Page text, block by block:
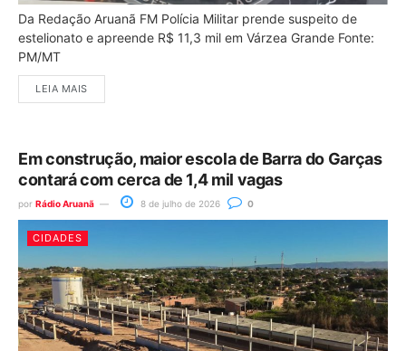
Da Redação Aruanã FM Polícia Militar prende suspeito de
estelionato e apreende R$ 11,3 mil em Várzea Grande Fonte:
PM/MT
LEIA MAIS
Em construção, maior escola de Barra do Garças
contará com cerca de 1,4 mil vagas
por Rádio Aruanã 8 de julho de 2026 0
CIDADES